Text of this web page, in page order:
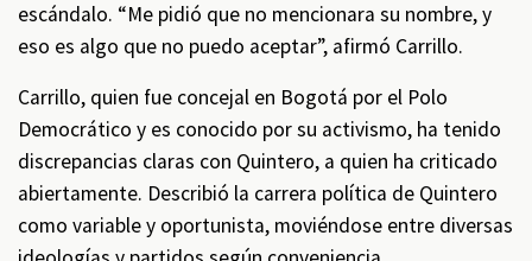
escándalo. “Me pidió que no mencionara su nombre, y
eso es algo que no puedo aceptar”, afirmó Carrillo.
Carrillo, quien fue concejal en Bogotá por el Polo
Democrático y es conocido por su activismo, ha tenido
discrepancias claras con Quintero, a quien ha criticado
abiertamente. Describió la carrera política de Quintero
como variable y oportunista, moviéndose entre diversas